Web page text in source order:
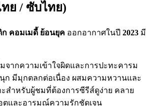
ย / ซับไทย)
คอมเมดี้ ย้อนยุค ออกอากาศในปี 2023 มี
มจากความเข้าใจผิดและการปะทะคารม
นุก มีมุกตลกต่อเนื่อง ผสมความหวานและ
ะสำหรับผู้ชมที่ต้องการซีรีส์ดูง่าย คลาย
ตและอารมณ์ความรักชัดเจน